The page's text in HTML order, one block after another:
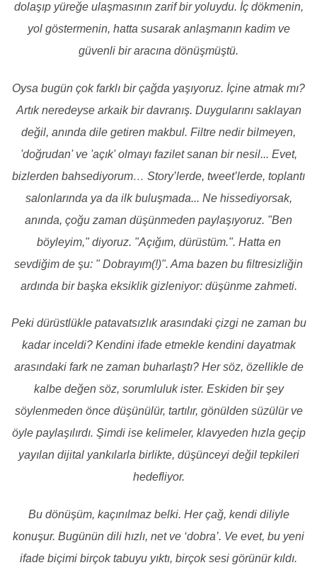
dolaşıp yüreğe ulaşmasının zarif bir yoluydu. İç dökmenin,
yol göstermenin, hatta susarak anlaşmanın kadim ve
güvenli bir aracına dönüşmüştü.
Oysa bugün çok farklı bir çağda yaşıyoruz. İçine atmak mı?
Artık neredeyse arkaik bir davranış. Duygularını saklayan
değil, anında dile getiren makbul. Filtre nedir bilmeyen,
'doğrudan' ve 'açık' olmayı fazilet sanan bir nesil... Evet,
bizlerden bahsediyorum… Story’lerde, tweet’lerde, toplantı
salonlarında ya da ilk buluşmada... Ne hissediyorsak,
anında, çoğu zaman düşünmeden paylaşıyoruz. "Ben
böyleyim," diyoruz. "Açığım, dürüstüm.". Hatta en
sevdiğim de şu: " Dobrayım(!)". Ama bazen bu filtresizliğin
ardında bir başka eksiklik gizleniyor: düşünme zahmeti.
Peki dürüstlükle patavatsızlık arasındaki çizgi ne zaman bu
kadar inceldi? Kendini ifade etmekle kendini dayatmak
arasındaki fark ne zaman buharlaştı? Her söz, özellikle de
kalbe değen söz, sorumluluk ister. Eskiden bir şey
söylenmeden önce düşünülür, tartılır, gönülden süzülür ve
öyle paylaşılırdı. Şimdi ise kelimeler, klavyeden hızla geçip
yayılan dijital yankılarla birlikte, düşünceyi değil tepkileri
hedefliyor.
Bu dönüşüm, kaçınılmaz belki. Her çağ, kendi diliyle
konuşur. Bugünün dili hızlı, net ve ‘dobra’. Ve evet, bu yeni
ifade biçimi birçok tabuyu yıktı, birçok sesi görünür kıldı.